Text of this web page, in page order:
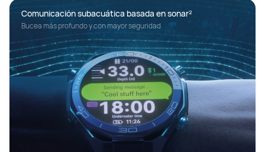
Comunicación subacuática basada en sonar²
Bucea más profundo y con mayor seguridad